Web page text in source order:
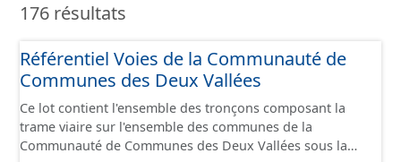
176 résultats
Référentiel Voies de la Communauté de
Communes des Deux Vallées
Ce lot contient l'ensemble des tronçons composant la
trame viaire sur l'ensemble des communes de la
Communauté de Communes des Deux Vallées sous la